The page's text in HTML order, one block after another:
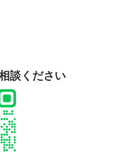
談ください